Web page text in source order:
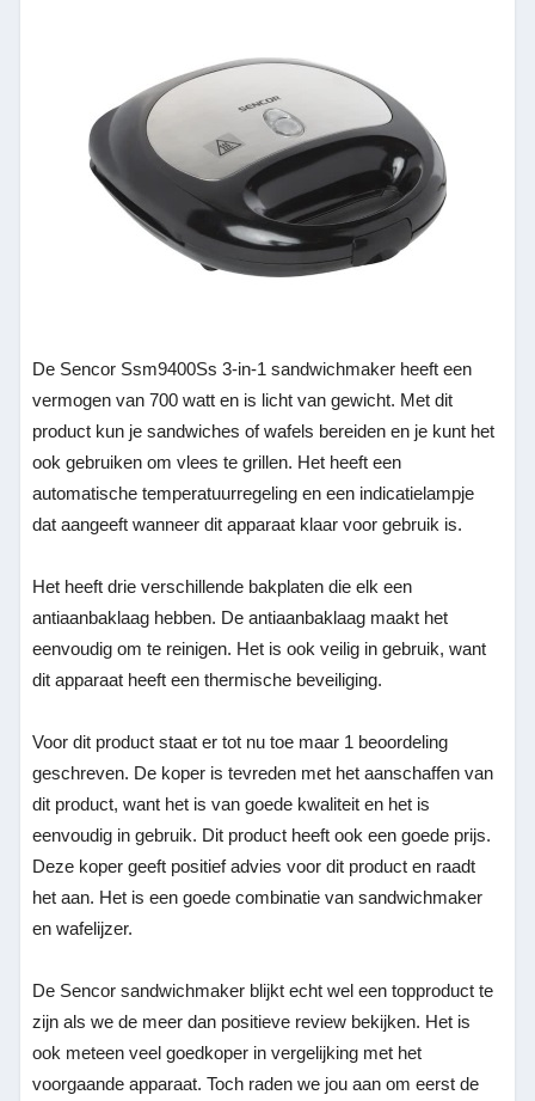
De Sencor Ssm9400Ss 3-in-1 sandwichmaker heeft een
vermogen van 700 watt en is licht van gewicht. Met dit
product kun je sandwiches of wafels bereiden en je kunt het
ook gebruiken om vlees te grillen. Het heeft een
automatische temperatuurregeling en een indicatielampje
dat aangeeft wanneer dit apparaat klaar voor gebruik is.
Het heeft drie verschillende bakplaten die elk een
antiaanbaklaag hebben. De antiaanbaklaag maakt het
eenvoudig om te reinigen. Het is ook veilig in gebruik, want
dit apparaat heeft een thermische beveiliging.
Voor dit product staat er tot nu toe maar 1 beoordeling
geschreven. De koper is tevreden met het aanschaffen van
dit product, want het is van goede kwaliteit en het is
eenvoudig in gebruik. Dit product heeft ook een goede prijs.
Deze koper geeft positief advies voor dit product en raadt
het aan. Het is een goede combinatie van sandwichmaker
en wafelijzer.
De Sencor sandwichmaker blijkt echt wel een topproduct te
zijn als we de meer dan positieve review bekijken. Het is
ook meteen veel goedkoper in vergelijking met het
voorgaande apparaat. Toch raden we jou aan om eerst de